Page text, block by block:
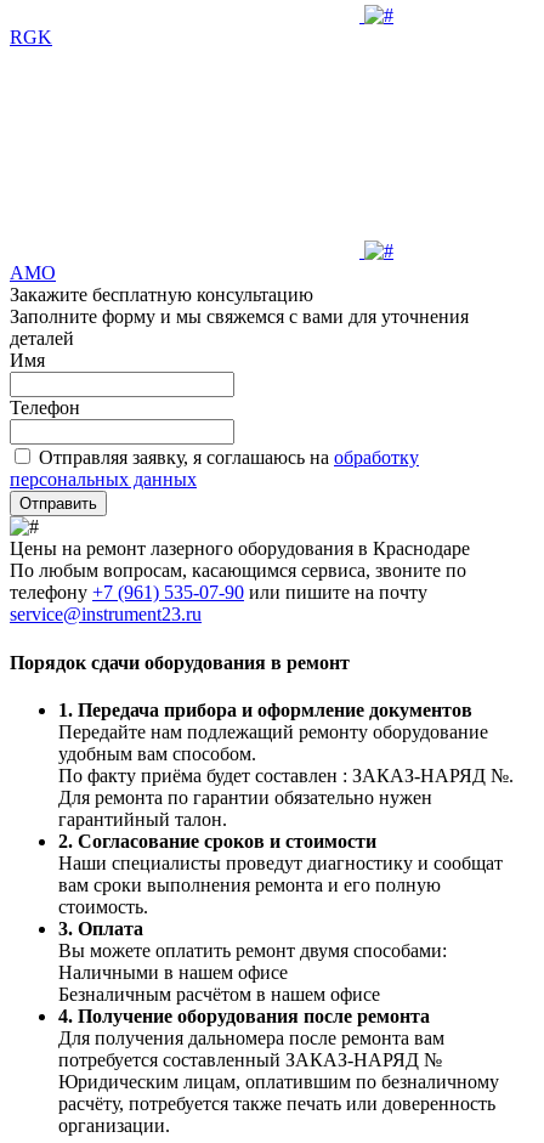
RGK
AMO
Закажите бесплатную консультацию
Заполните форму и мы свяжемся с вами для уточнения
деталей
Имя
Телефон
Отправляя заявку, я соглашаюсь на обработку
персональных данных
Отправить
Цены на ремонт лазерного оборудования в Краснодаре
По любым вопросам, касающимся сервиса, звоните по
телефону +7 (961) 535-07-90 или пишите на почту
service@instrument23.ru
Порядок сдачи оборудования в ремонт
1. Передача прибора и оформление документов
Передайте нам подлежащий ремонту оборудование
удобным вам способом.
По факту приёма будет составлен : ЗАКАЗ-НАРЯД №.
Для ремонта по гарантии обязательно нужен
гарантийный талон.
2. Согласование сроков и стоимости
Наши специалисты проведут диагностику и сообщат
вам сроки выполнения ремонта и его полную
стоимость.
3. Оплата
Вы можете оплатить ремонт двумя способами:
Наличными в нашем офисе
Безналичным расчётом в нашем офисе
4. Получение оборудования после ремонта
Для получения дальномера после ремонта вам
потребуется составленный ЗАКАЗ-НАРЯД №
Юридическим лицам, оплатившим по безналичному
расчёту, потребуется также печать или доверенность
организации.